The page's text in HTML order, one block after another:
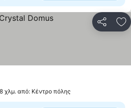
χλμ. από: Κέντρο πόλης